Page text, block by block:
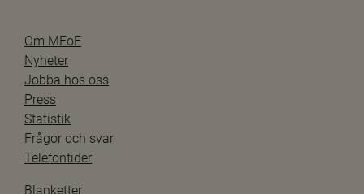
Om MFoF
Nyheter
Jobba hos oss
Press
Statistik
Frågor och svar
Telefontider
Blanketter